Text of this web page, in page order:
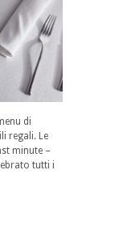
di
regali. Le
minute –
tutti i